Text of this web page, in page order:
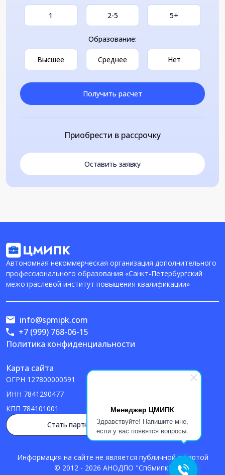
Менеджер ЦМИПК
Здравствуйте! Напишите мне,
если у вас появятся вопросы.
1 2-5 5+
Образование:
Высшее Среднее Нет
Получить расчет
Приобрести в рассрочку
Оставить заявку
Автономная некоммерческая организация дополнительного
профессионального образования «Санкт-Петербургский
межотраслевой институт повышения квалификации»
Политика конфиденциальности
Карта сайта
ОГРН 127800000591
ИНН 7841290477
КПП 784101001
info@spmipk.com
+7 (999) 768-06-15
Стать партнером
Информация на сайте не является публичной офертой
© 2012 - 2026 АНОДПО "Спбмипк"